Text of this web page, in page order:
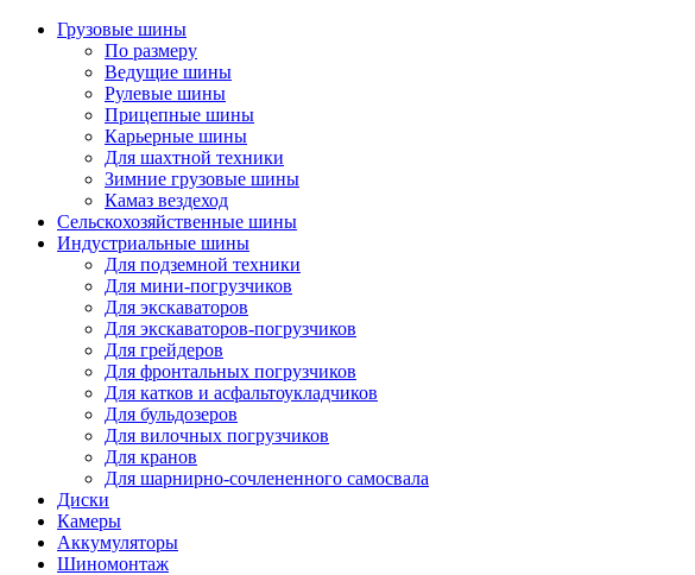
Грузовые шины
По размеру
Ведущие шины
Рулевые шины
Прицепные шины
Карьерные шины
Для шахтной техники
Зимние грузовые шины
Камаз вездеход
Сельскохозяйственные шины
Индустриальные шины
Для подземной техники
Для мини-погрузчиков
Для экскаваторов
Для экскаваторов-погрузчиков
Для грейдеров
Для фронтальных погрузчиков
Для катков и асфальтоукладчиков
Для бульдозеров
Для вилочных погрузчиков
Для кранов
Для шарнирно-сочлененного самосвала
Диски
Камеры
Аккумуляторы
Шиномонтаж